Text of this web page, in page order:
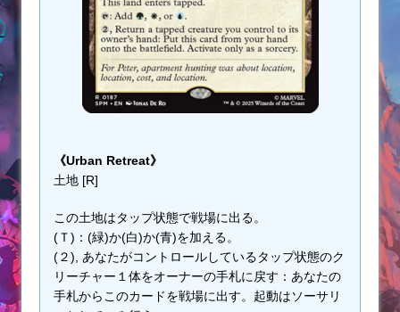
《Urban Retreat》
土地 [R]
この土地はタップ状態で戦場に出る。
(Ｔ)：(緑)か(白)か(青)を加える。
(２), あなたがコントロールしているタップ状態のク
リーチャー１体をオーナーの手札に戻す：あなたの
手札からこのカードを戦場に出す。起動はソーサリ